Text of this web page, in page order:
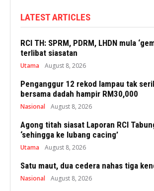
LATEST ARTICLES
RCI TH: SPRM, PDRM, LHDN mula
terlibat siasatan
Utama August 8, 2026
Penganggur 12 rekod lampau tak
bersama dadah hampir RM30,000
Nasional August 8, 2026
Agong titah siasat Laporan RCI
‘sehingga ke lubang cacing’
Utama August 8, 2026
Satu maut, dua cedera nahas tiga
Nasional August 8, 2026